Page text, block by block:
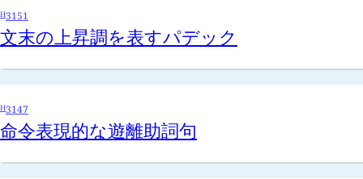
H3151
文末の上昇調を表すパデック
H3147
命令表現的な遊離助詞句